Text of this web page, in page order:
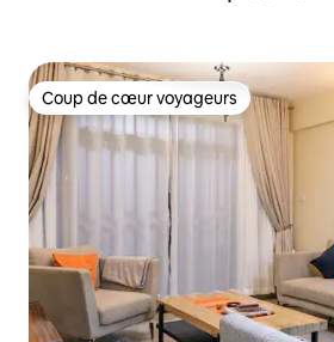
Coup de cœur voyageurs
Coup de cœur voyageurs